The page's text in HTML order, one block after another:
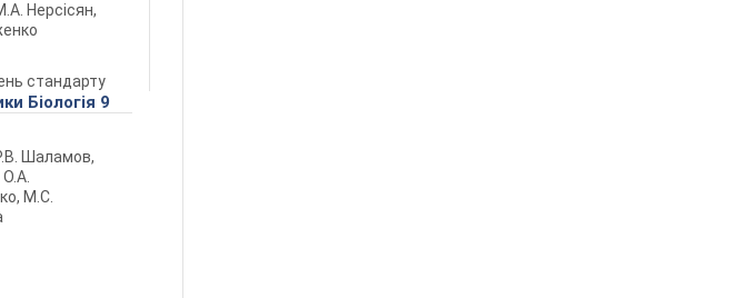
Нерсісян,
стандарту
Біологія 9
Шаламов,
О.А.
М.С.